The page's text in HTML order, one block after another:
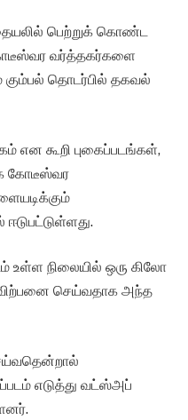
பெற்றுக் கொண்ட
வர்த்தகர்களை
தொடர்பில் தகவல்
என கூறி புகைப்படங்கள்,
கோடீஸ்வர
உள்ள நிலையில் ஒரு கிலோ
செய்வதாக அந்த
எடுத்து வட்ஸ்அப்